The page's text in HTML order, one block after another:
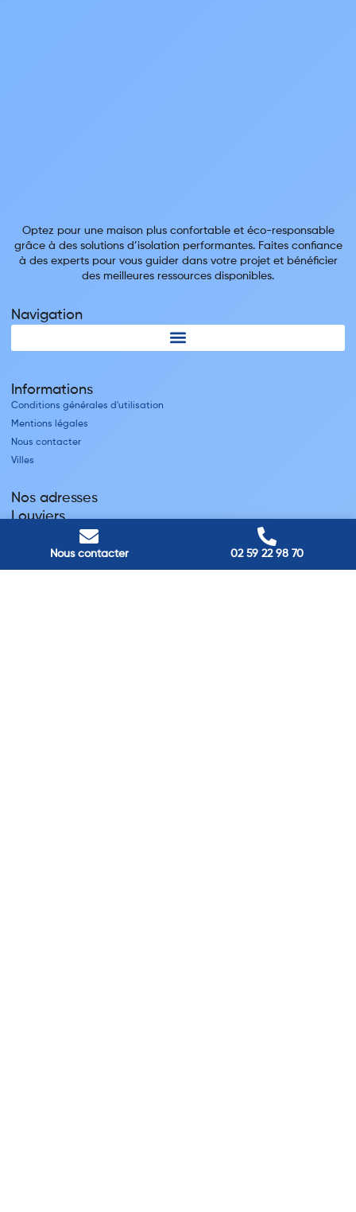
Nous contacter 02 59 22 98 70
Optez pour une maison plus confortable et éco-responsable
grâce à des solutions d’isolation performantes. Faites confiance
à des experts pour vous guider dans votre projet et bénéficier
des meilleures ressources disponibles.
Navigation
Informations
Conditions générales d'utilisation
Mentions légales
Nous contacter
Villes
Nos adresses
Louviers
45 avenue Winston Churchill, Louviers, France
Pont-Audemer